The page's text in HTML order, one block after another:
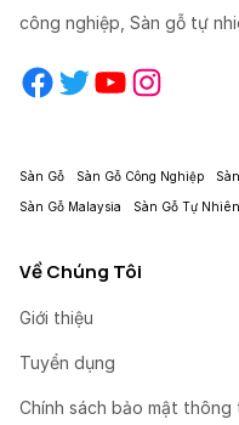
công nghiệp, Sàn gỗ tự
Facebook Twitter YouTube Instagram
Sàn Gỗ Sàn Gỗ Công Nghiệp
Sàn Gỗ Malaysia Sàn Gỗ Tự Nhiên
Về Chúng Tôi
Giới thiệu
Tuyển dụng
Chính sách bảo mật thông